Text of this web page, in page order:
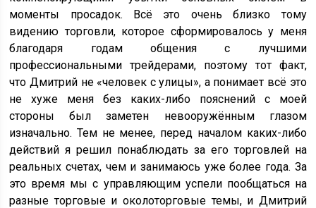
моменты просадок. Всё это очень близко тому
видению торговли, которое сформировалось у меня
благодаря годам общения с лучшими
профессиональными трейдерами, поэтому тот факт,
что Дмитрий не «человек с улицы», а понимает всё это
не хуже меня без каких-либо пояснений с моей
стороны был заметен невооружённым глазом
изначально. Тем не менее, перед началом каких-либо
действий я решил понаблюдать за его торговлей на
реальных счетах, чем и занимаюсь уже более года. За
это время мы с управляющим успели пообщаться на
разные торговые и околоторговые темы, и Дмитрий